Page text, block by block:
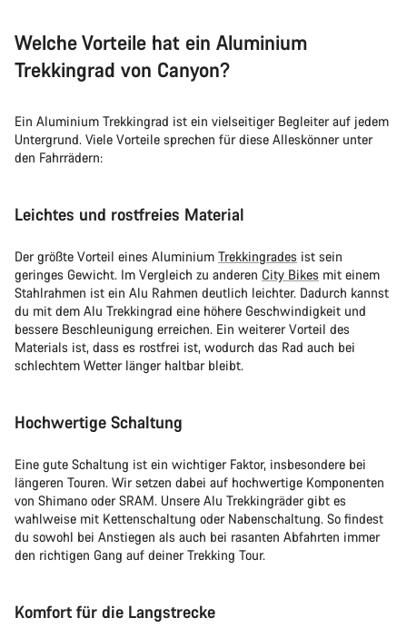
Welche Vorteile hat ein Aluminium
Trekkingrad von Canyon?
Ein Aluminium Trekkingrad ist ein vielseitiger Begleiter auf jedem
Untergrund. Viele Vorteile sprechen für diese Alleskönner unter
den Fahrrädern:
Leichtes und rostfreies Material
Der größte Vorteil eines Aluminium Trekkingrades ist sein
geringes Gewicht. Im Vergleich zu anderen City Bikes mit einem
Stahlrahmen ist ein Alu Rahmen deutlich leichter. Dadurch kannst
du mit dem Alu Trekkingrad eine höhere Geschwindigkeit und
bessere Beschleunigung erreichen. Ein weiterer Vorteil des
Materials ist, dass es rostfrei ist, wodurch das Rad auch bei
schlechtem Wetter länger haltbar bleibt.
Hochwertige Schaltung
Eine gute Schaltung ist ein wichtiger Faktor, insbesondere bei
längeren Touren. Wir setzen dabei auf hochwertige Komponenten
von Shimano oder SRAM. Unsere Alu Trekkingräder gibt es
wahlweise mit Kettenschaltung oder Nabenschaltung. So findest
du sowohl bei Anstiegen als auch bei rasanten Abfahrten immer
den richtigen Gang auf deiner Trekking Tour.
Komfort für die Langstrecke